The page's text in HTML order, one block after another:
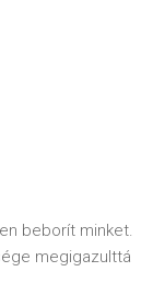
beborít minket.
megigazulttá